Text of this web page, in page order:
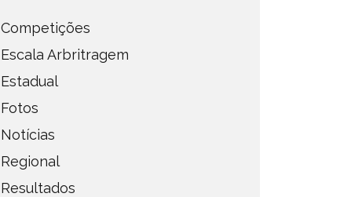
Competições
Escala Arbritragem
Estadual
Fotos
Notícias
Regional
Resultados